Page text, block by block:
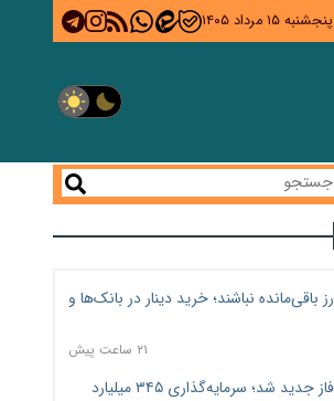
پنجشنبه ۱۵ مرداد ۱۴۰۵
باقی‌مانده نباشند؛ خرید دینار در بانک‌ها و
۲۱ ساعت پیش
جنگ کریدورها وارد فاز جدید شد؛ سرمایه‌گذاری ۳۴۵ میلیارد